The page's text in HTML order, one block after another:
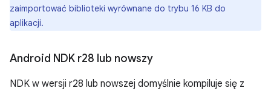
zaimportować biblioteki wyrównane do trybu 16 KB do
aplikacji.
Android NDK r28 lub nowszy
NDK w wersji r28 lub nowszej domyślnie kompiluje się z